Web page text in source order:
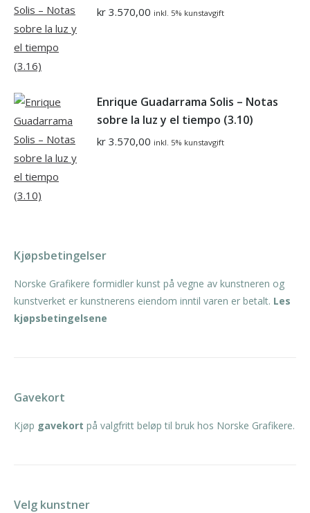
kr 3.570,00 inkl. 5% kunstavgift
Enrique Guadarrama Solis – Notas
sobre la luz y el tiempo (3.10)
kr 3.570,00 inkl. 5% kunstavgift
Kjøpsbetingelser
Norske Grafikere formidler kunst på vegne av kunstneren og
kunstverket er kunstnerens eiendom inntil varen er betalt. Les
kjøpsbetingelsene
Gavekort
Kjøp gavekort på valgfritt beløp til bruk hos Norske Grafikere.
Velg kunstner